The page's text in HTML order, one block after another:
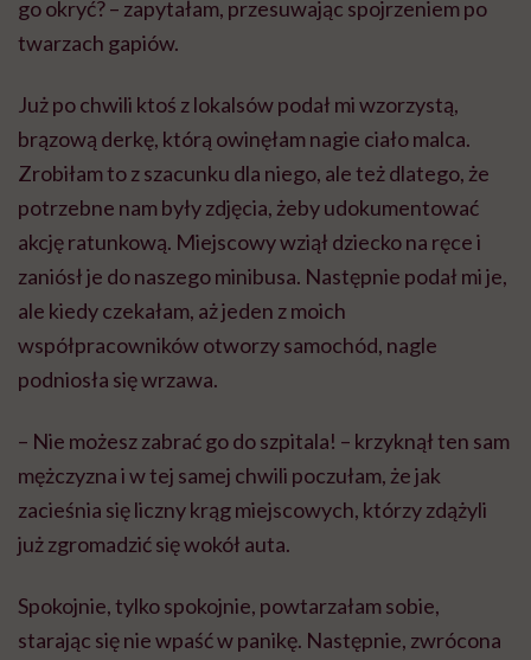
go okryć? – zapytałam, przesuwając spojrzeniem po
twarzach gapiów.
Już po chwili ktoś z lokalsów podał mi wzorzystą,
brązową derkę, którą owinęłam nagie ciało malca.
Zrobiłam to z szacunku dla niego, ale też dlatego, że
potrzebne nam były zdjęcia, żeby udokumentować
akcję ratunkową. Miejscowy wziął dziecko na ręce i
zaniósł je do naszego minibusa. Następnie podał mi je,
ale kiedy czekałam, aż jeden z moich
współpracowników otworzy samochód, nagle
podniosła się wrzawa.
– Nie możesz zabrać go do szpitala! – krzyknął ten sam
mężczyzna i w tej samej chwili poczułam, że jak
zacieśnia się liczny krąg miejscowych, którzy zdążyli
już zgromadzić się wokół auta.
Spokojnie, tylko spokojnie, powtarzałam sobie,
starając się nie wpaść w panikę. Następnie, zwrócona